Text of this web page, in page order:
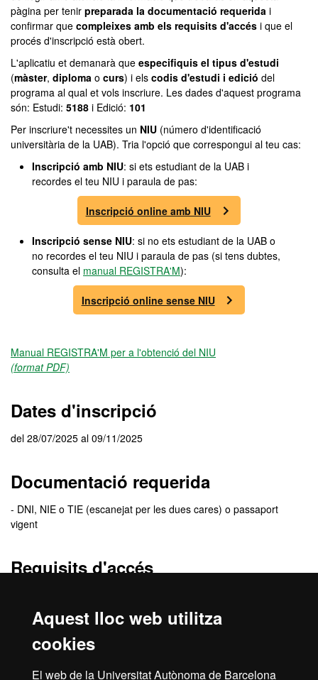
Aquest lloc web utilitza
cookies
El web de la Universitat Autònoma de Barcelona
pàgina per tenir preparada la documentació requerida i
confirmar que compleixes amb els requisits d'accés i que el
procés d'inscripció està obert.
L'aplicatiu et demanarà que especifiquis el tipus d'estudi
(màster, diploma o curs) i els codis d'estudi i edició del
programa al qual et vols inscriure. Les dades d'aquest programa
són: Estudi: 5188 i Edició: 101
Per inscriure't necessites un NIU (número d'identificació
universitària de la UAB). Tria l'opció que correspongui al teu cas:
Inscripció amb NIU: si ets estudiant de la UAB i
recordes el teu NIU i paraula de pas:
Inscripció online amb NIU
Inscripció sense NIU: si no ets estudiant de la UAB o
no recordes el teu NIU i paraula de pas (si tens dubtes,
consulta el manual REGISTRA'M):
Inscripció online sense NIU
Manual REGISTRA'M per a l'obtenció del NIU
(format PDF)
Dates d'inscripció
del 28/07/2025 al 09/11/2025
Documentació requerida
- DNI, NIE o TIE (escanejat per les dues cares) o passaport
vigent
Requisits d'accés
- Tenir nacionalitat espanyola o residència fiscal a Espanya.
- Grau en Veterinària.
Criteris de selecció